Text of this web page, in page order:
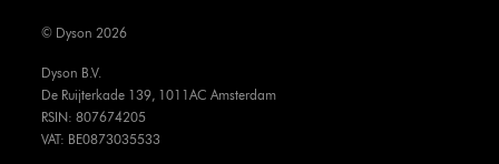
Dyson B.V.
De Ruijterkade 139, 1011AC Amsterdam
RSIN: 807674205
VAT: BE0873035533
© Dyson 2026